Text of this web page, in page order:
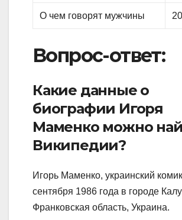
О чем говорят мужчины
Вопрос-ответ:
Какие данные о
биографии Игоря
Маменко можно
Википедии?
Игорь Маменко, украинский
сентября 1986 года в городе
Франковская область, Украина.